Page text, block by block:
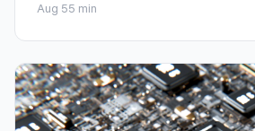
Aug 55 min